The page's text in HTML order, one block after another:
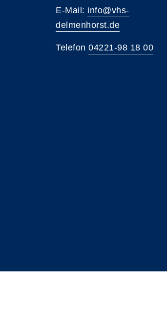
E-Mail: info@vhs-
delmenhorst.de
Telefon 04221-98 18 00